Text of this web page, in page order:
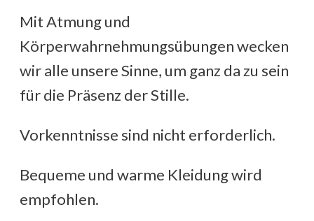
Mit Atmung und
Körperwahrnehmungsübungen wecken
wir alle unsere Sinne, um ganz da zu sein
für die Präsenz der Stille.
Vorkenntnisse sind nicht erforderlich.
Bequeme und warme Kleidung wird
empfohlen.